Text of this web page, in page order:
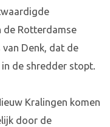
de Rotterdamse
Denk, dat de
de shredder stopt.
Kralingen komen
door de